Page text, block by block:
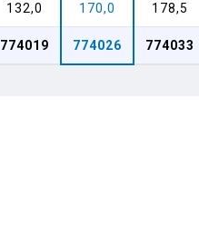
774019 774026 774033
132,0 170,0 178,5